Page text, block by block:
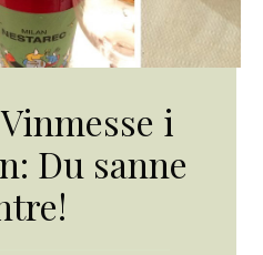
i
Du sanne